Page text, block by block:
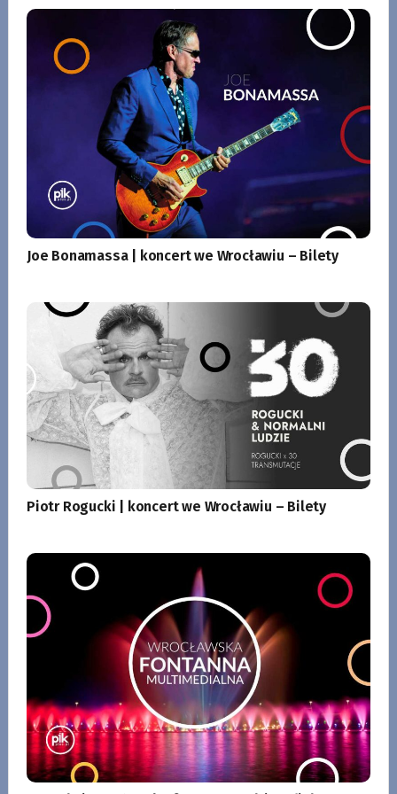
Joe Bonamassa | koncert we Wrocławiu – Bilety
Piotr Rogucki | koncert we Wrocławiu – Bilety